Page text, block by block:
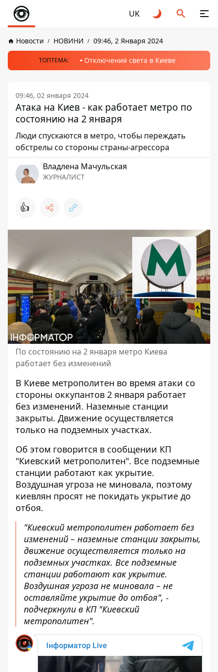
UK
Новости НОВИНИ 09:46, 2 Января 2024
ТОПТЕМА: Отключения света в Киеве
09:46, 02 января 2024
Атака на Киев - как работает метро по
состоянию на 2 января
Люди спускаются в метро, ​​чтобы переждать
обстрелы со стороны страны-агрессора
Владлена Мачульская
ЖУРНАЛИСТ
👍
По состоянию на 2 января метро Киева
работает без изменений
В Киеве метрополитен во время атаки со
стороны оккупантов 2 января работает
без изменений. Наземные станции
закрыты. Движение осуществляется
только на подземных участках.
Об этом говорится в сообщении КП
"Киевский метрополитен". Все подземные
станции работают как укрытие.
Воздушная угроза не миновала, поэтому
киевлян просят не покидать укрытие до
отбоя.
"Киевский метрополитен работает без
изменений – наземные станции закрыты,
движение осуществляется только на
подземных участках. Все подземные
станции работают как укрытие.
Воздушная угроза не миновала – не
оставляйте укрытие до отбоя", -
подчеркнули в КП "Киевский
метрополитен".